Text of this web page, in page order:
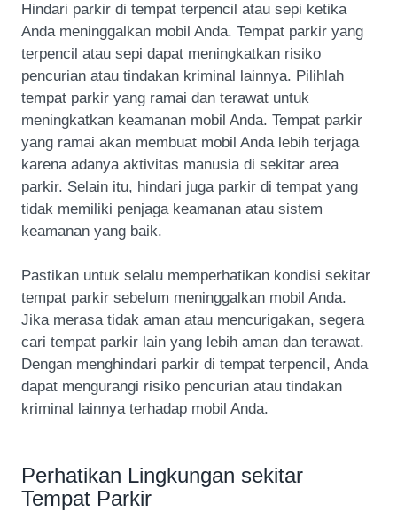
Hindari parkir di tempat terpencil atau sepi ketika
Anda meninggalkan mobil Anda. Tempat parkir yang
terpencil atau sepi dapat meningkatkan risiko
pencurian atau tindakan kriminal lainnya. Pilihlah
tempat parkir yang ramai dan terawat untuk
meningkatkan keamanan mobil Anda. Tempat parkir
yang ramai akan membuat mobil Anda lebih terjaga
karena adanya aktivitas manusia di sekitar area
parkir. Selain itu, hindari juga parkir di tempat yang
tidak memiliki penjaga keamanan atau sistem
keamanan yang baik.
Pastikan untuk selalu memperhatikan kondisi sekitar
tempat parkir sebelum meninggalkan mobil Anda.
Jika merasa tidak aman atau mencurigakan, segera
cari tempat parkir lain yang lebih aman dan terawat.
Dengan menghindari parkir di tempat terpencil, Anda
dapat mengurangi risiko pencurian atau tindakan
kriminal lainnya terhadap mobil Anda.
Perhatikan Lingkungan sekitar
Tempat Parkir